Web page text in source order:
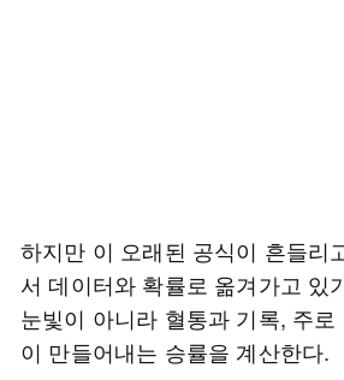
하지만 이 오래된 공식이 흔들리
서 데이터와 확률로 옮겨가고 있
눈빛이 아니라 혈통과 기록, 주
이 만들어내는 승률을 계산한다.